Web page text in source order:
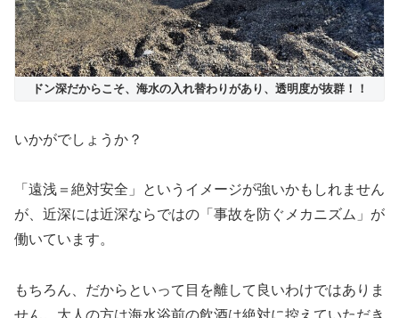
ドン深だからこそ、海水の入れ替わりがあり、透明度が抜群！！
いかがでしょうか？
「遠浅＝絶対安全」というイメージが強いかもしれません
が、近深には近深ならではの「事故を防ぐメカニズム」が
働いています。
もちろん、だからといって目を離して良いわけではありま